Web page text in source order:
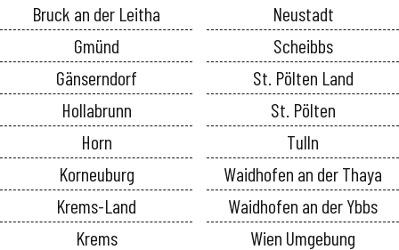
Bruck an der Leitha
Gmünd
Gänserndorf
Hollabrunn
Horn
Korneuburg
Krems-Land
Krems
Neustadt
Scheibbs
St. Pölten Land
St. Pölten
Tulln
Waidhofen an der Thaya
Waidhofen an der Ybbs
Wien Umgebung